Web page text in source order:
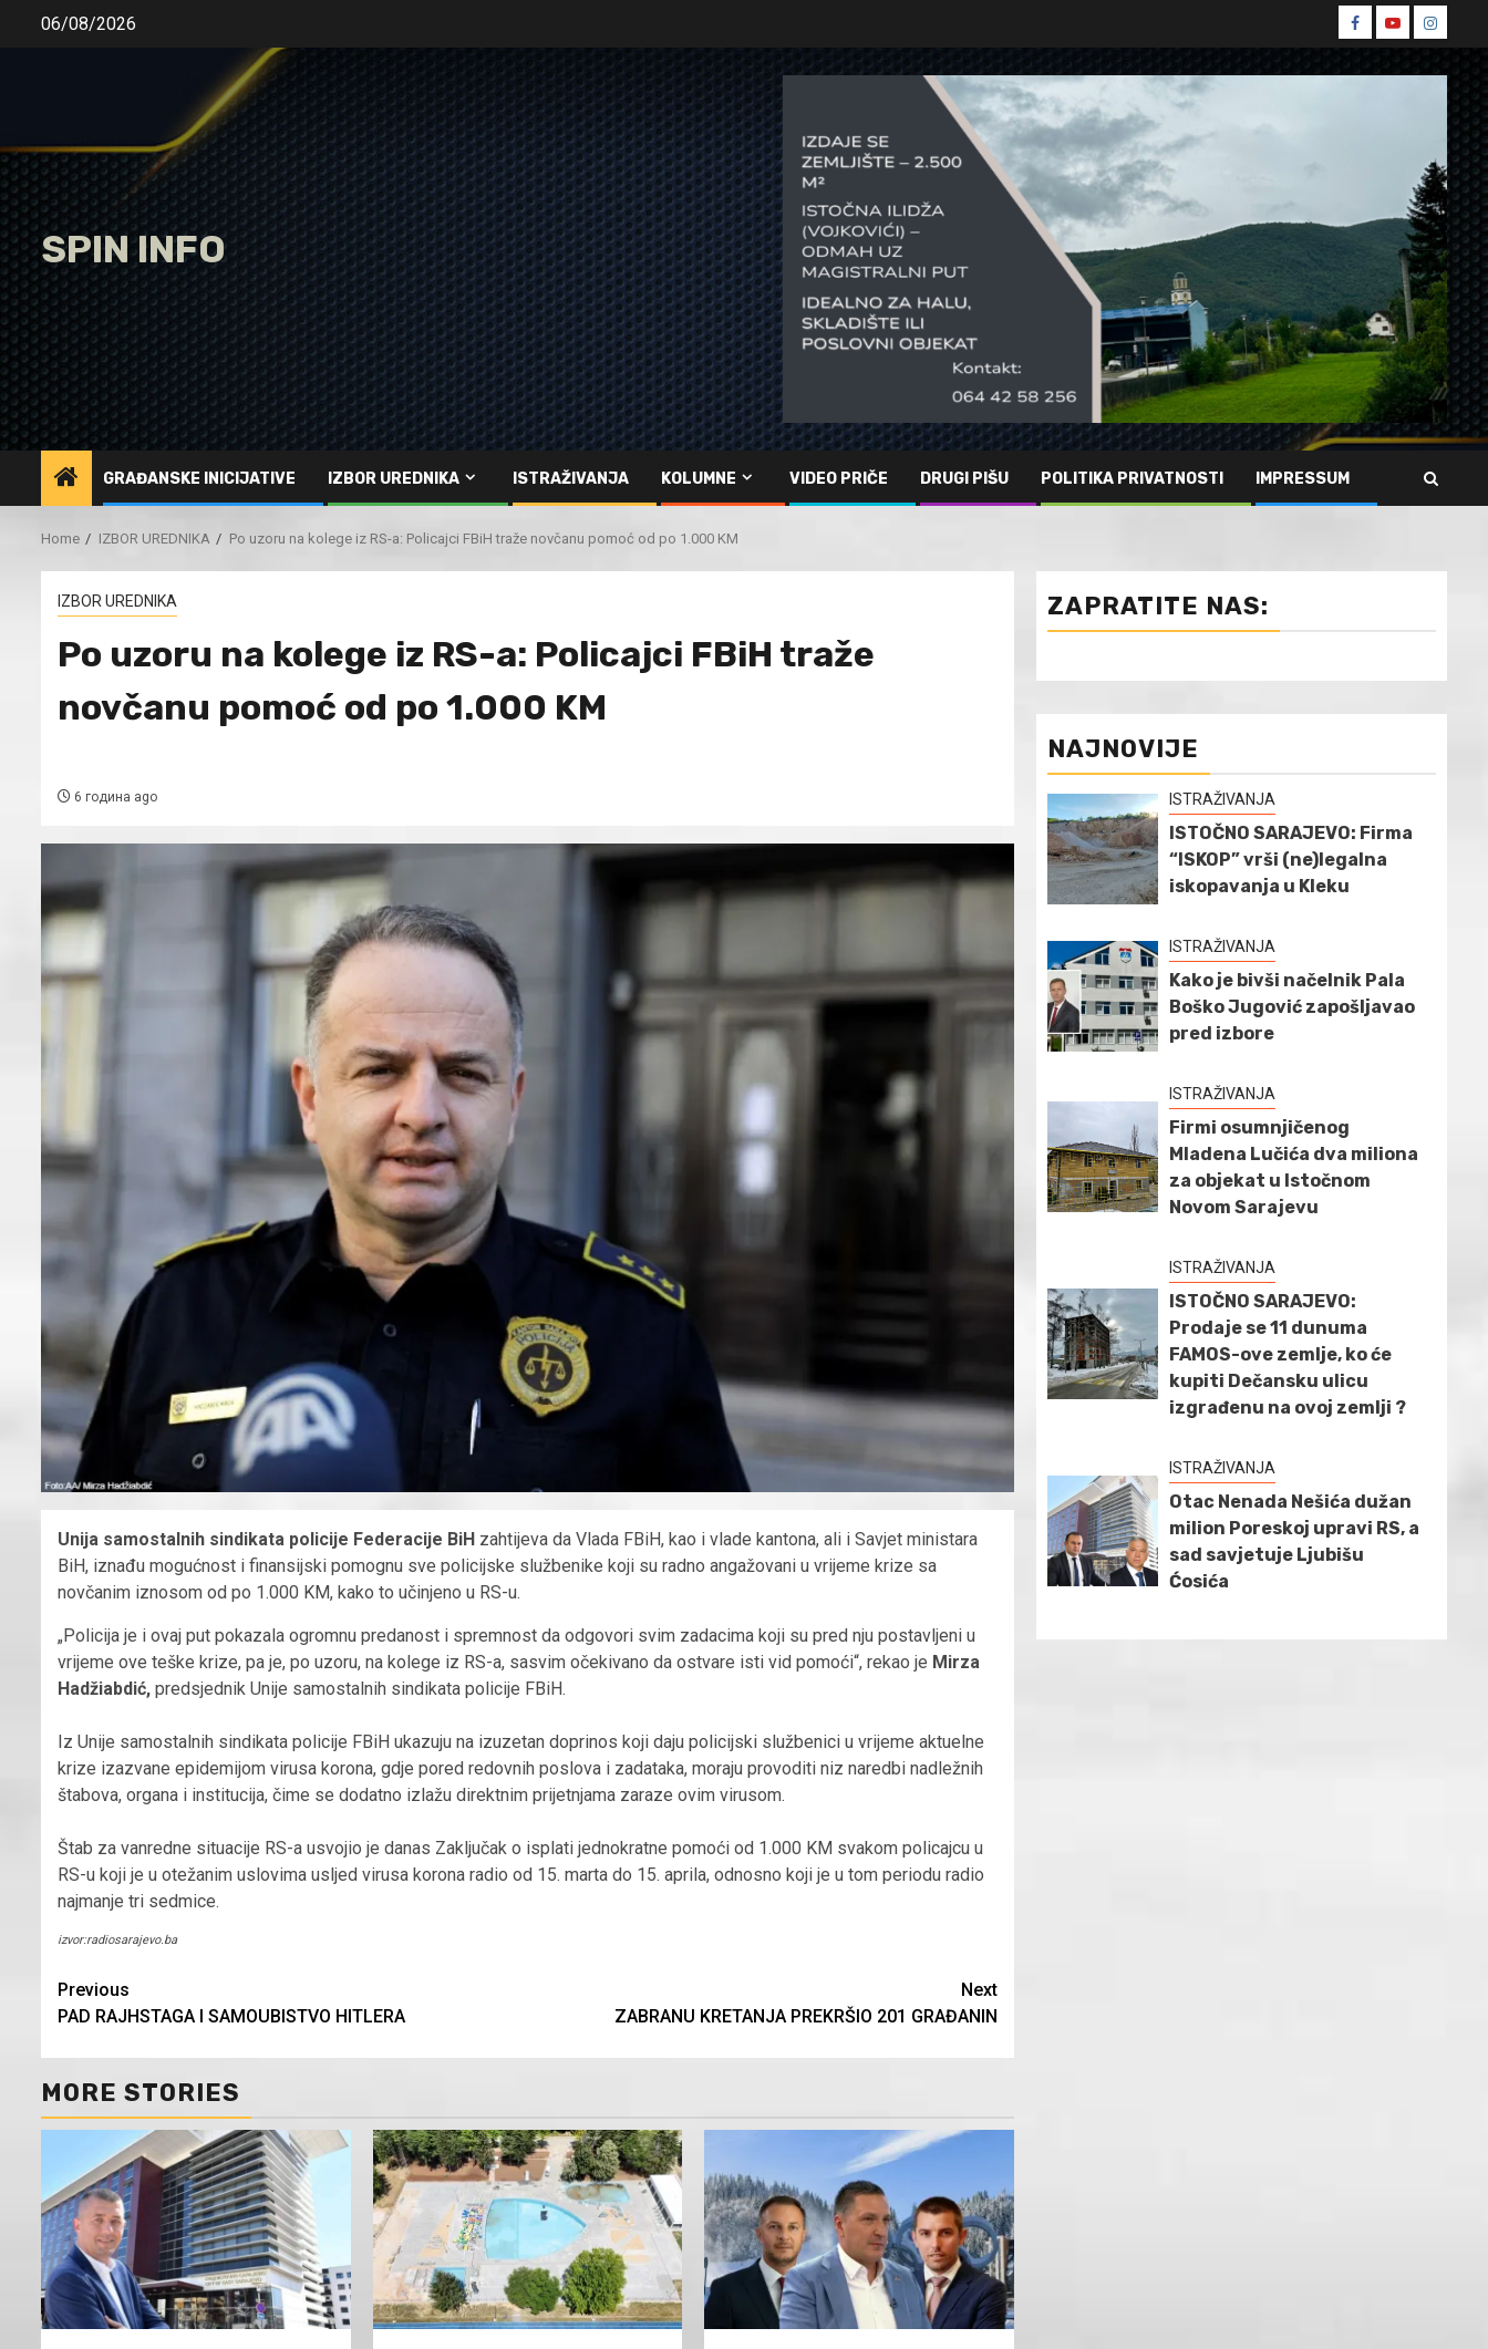
06/08/2026
Spin
Facebook
Spin
Youtube
Spin
SPIN INFO
GRAĐANSKE INICIJATIVE IZBOR UREDNIKA ISTRAŽIVANJA KOLUMNE VIDEO PRIČE DRUGI PIŠU POLITIKA PRIVATNOSTI IMPRESSUM
Home IZBOR UREDNIKA Po uzoru na kolege iz RS-a: Policajci FBiH traže novčanu pomoć od po 1.000 KM
IZBOR UREDNIKA
Po uzoru na kolege iz RS-a: Policajci FBiH traže
novčanu pomoć od po 1.000 KM
6 година ago
Unija samostalnih sindikata policije Federacije BiH zahtijeva da Vlada FBiH, kao i vlade kantona, ali i Savjet ministara
BiH, iznađu mogućnost i finansijski pomognu sve policijske službenike koji su radno angažovani u vrijeme krize sa
novčanim iznosom od po 1.000 KM, kako to učinjeno u RS-u.
„Policija je i ovaj put pokazala ogromnu predanost i spremnost da odgovori svim zadacima koji su pred nju postavljeni u
vrijeme ove teške krize, pa je, po uzoru, na kolege iz RS-a, sasvim očekivano da ostvare isti vid pomoći“, rekao je Mirza
Hadžiabdić, predsjednik Unije samostalnih sindikata policije FBiH.
Iz Unije samostalnih sindikata policije FBiH ukazuju na izuzetan doprinos koji daju policijski službenici u vrijeme aktuelne
krize izazvane epidemijom virusa korona, gdje pored redovnih poslova i zadataka, moraju provoditi niz naredbi nadležnih
štabova, organa i institucija, čime se dodatno izlažu direktnim prijetnjama zaraze ovim virusom.
Štab za vanredne situacije RS-a usvojio je danas Zaključak o isplati jednokratne pomoći od 1.000 KM svakom policajcu u
RS-u koji je u otežanim uslovima usljed virusa korona radio od 15. marta do 15. aprila, odnosno koji je u tom periodu radio
najmanje tri sedmice.
izvor:radiosarajevo.ba
Continue
Reading
Previous
PAD RAJHSTAGA I SAMOUBISTVO HITLERA
Next
ZABRANU KRETANJA PREKRŠIO 201 GRAĐANIN
MORE STORIES
ZAPRATITE NAS:
NAJNOVIJE
ISTRAŽIVANJA
ISTOČNO SARAJEVO: Firma
“ISKOP” vrši (ne)legalna
iskopavanja u Kleku
ISTRAŽIVANJA
Kako je bivši načelnik Pala
Boško Jugović zapošljavao
pred izbore
ISTRAŽIVANJA
Firmi osumnjičenog
Mladena Lučića dva miliona
za objekat u Istočnom
Novom Sarajevu
ISTRAŽIVANJA
ISTOČNO SARAJEVO:
Prodaje se 11 dunuma
FAMOS-ove zemlje, ko će
kupiti Dečansku ulicu
izgrađenu na ovoj zemlji ?
ISTRAŽIVANJA
Otac Nenada Nešića dužan
milion Poreskoj upravi RS, a
sad savjetuje Ljubišu
Ćosića